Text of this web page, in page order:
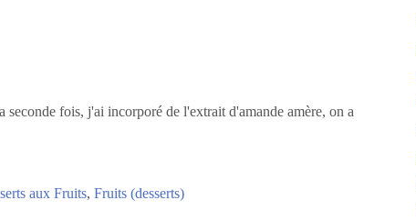
seconde fois, j'ai incorporé de l'extrait d'amande amère, on a
aux Fruits, Fruits (desserts)